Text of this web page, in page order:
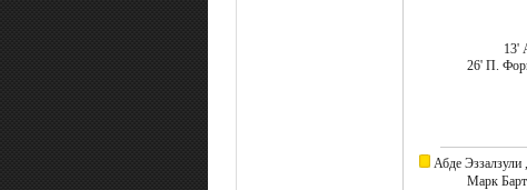
13'
26' П.
Абде Эззалзули ,
Марк